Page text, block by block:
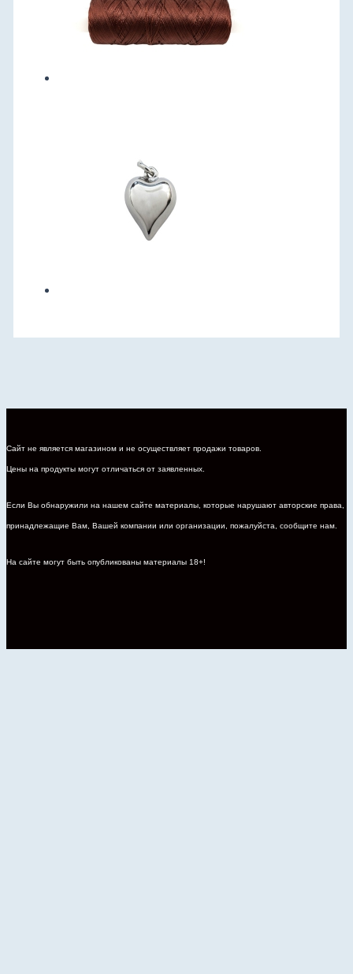
Сайт не является магазином и не осуществляет продажи товаров.
Цены на продукты могут отличаться от заявленных.
Если Вы обнаружили на нашем сайте материалы, которые нарушают авторские права,
принадлежащие Вам, Вашей компании или организации, пожалуйста, сообщите нам.
На сайте могут быть опубликованы материалы 18+!